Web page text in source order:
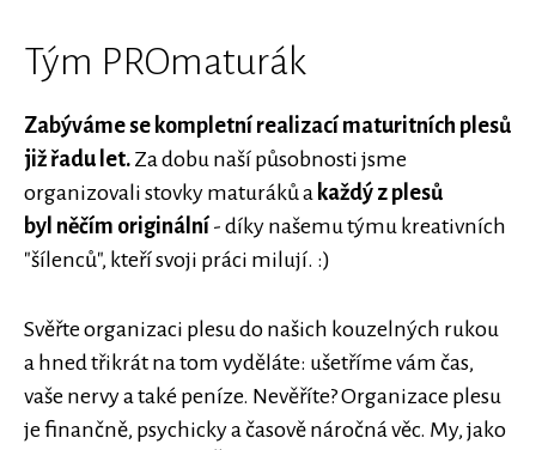
Tým PROmaturák
Zabýváme se kompletní realizací maturitních plesů
již řadu let. Za dobu naší působnosti jsme
organizovali stovky maturáků a každý z plesů
byl něčím originální - díky našemu týmu kreativních
"šílenců", kteří svoji práci milují. :)
Svěřte organizaci plesu do našich kouzelných rukou
a hned třikrát na tom vyděláte: ušetříme vám čas,
vaše nervy a také peníze. Nevěříte? Organizace plesu
je finančně, psychicky a časově náročná věc. My, jako